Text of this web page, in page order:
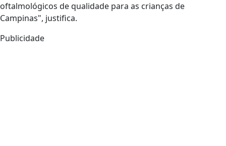
oftalmológicos de qualidade para as crianças de
Campinas", justifica.
Publicidade